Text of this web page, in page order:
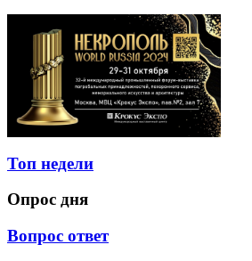
Топ недели
Опрос дня
Вопрос ответ